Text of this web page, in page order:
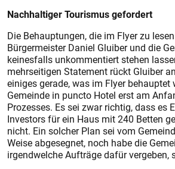
Nachhaltiger Tourismus gefordert
Die Behauptungen, die im Flyer zu
Bürgermeister Daniel Gluiber und die
keinesfalls unkommentiert stehen
mehrseitigen Statement rückt Gluiber
einiges gerade, was im Flyer behauptet
Gemeinde in puncto Hotel erst am
Prozesses. Es sei zwar richtig, dass es
Investors für ein Haus mit 240 Betten
nicht. Ein solcher Plan sei vom
Weise abgesegnet, noch habe die
irgendwelche Aufträge dafür vergeben,